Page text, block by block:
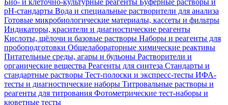
Био- и клеточно-культурные реагенты Буферные растворы и
pH-стандарты Вода и специальные растворители для анализа
Готовые микробиологические материалы, кассеты и фильтры
Индикаторы, красители и диагностические реагенты
Кислоты, щёлочи и базовые растворы Наборы и реагенты для
пробоподготовки Общелабораторные химические реактивы
Питательные среды, агары и бульоны Растворители и
органические вещества Реагенты для синтеза Стандарты и
стандартные растворы Тест-полоски и экспресс-тесты ИФА-
тесты и диагностические наборы Титровальные растворы и
реагенты для титрования Фотометрические тест-наборы и
кюветные тесты